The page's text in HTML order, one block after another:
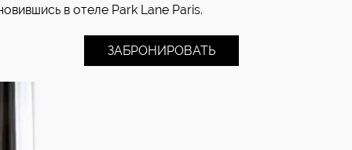
в отеле Park Lane Paris.
ЗАБРОНИРОВАТЬ